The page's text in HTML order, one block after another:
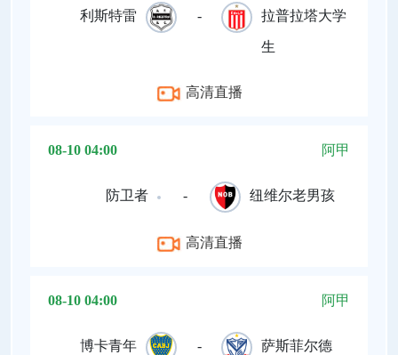
利斯特雷 - 拉普拉塔大学
生
高清直播
08-10 04:00 阿甲
防卫者 - 纽维尔老男孩
高清直播
08-10 04:00 阿甲
博卡青年 - 萨斯菲尔德